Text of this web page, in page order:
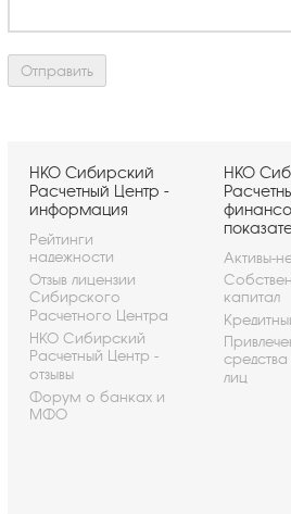
НКО Сибирский
Расчетный Центр -
информация
Рейтинги
надежности
Отзыв лицензии
Сибирского
Расчетного Центра
НКО Сибирский
Расчетный Центр -
отзывы
Форум о банках и
МФО
НКО
Активы-
капитал
лиц